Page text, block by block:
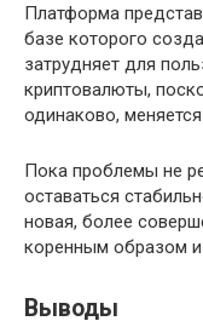
Платформа
базе которого
затрудняет для
криптовалюты,
одинаково,
Пока проблемы не
оставаться
новая, более
коренным образом
Выводы